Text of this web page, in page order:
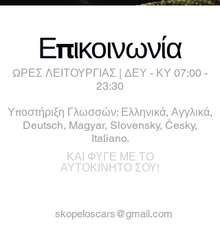
Επικοινωνία
ΩΡΕΣ ΛΕΙΤΟΥΡΓΙΑΣ | ΔΕΥ - ΚΥ 07:00 -
23:30
Υποστήριξη Γλωσσών: Ελληνικά, Αγγλικά,
Deutsch, Magyar, Slovensky, Česky,
Italiano.
ΚΑΙ ΦΥΓΕ ΜΕ ΤΟ
ΑΥΤΟΚΙΝΗΤΟ ΣΟΥ!
skopeloscars@gmail.com